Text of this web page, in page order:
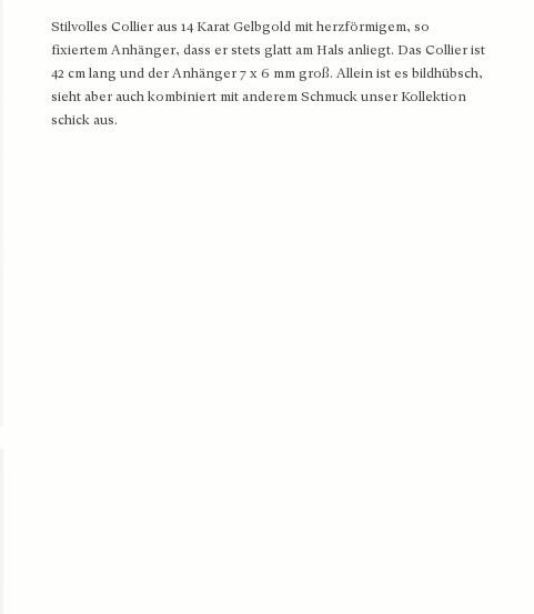
Stilvolles Collier aus 14 Karat Gelbgold mit herzförmigem, so
fixiertem Anhänger, dass er stets glatt am Hals anliegt. Das Collier ist
42 cm lang und der Anhänger 7 x 6 mm groß. Allein ist es bildhübsch,
sieht aber auch kombiniert mit anderem Schmuck unser Kollektion
schick aus.